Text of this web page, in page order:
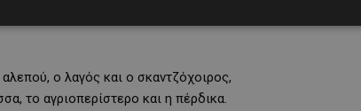
τα γνωστά «μανουθκιά» καθώς και
ο λαγός και ο σκαντζόχοιρος,
το αγριοπερίστερο και η πέρδικα.